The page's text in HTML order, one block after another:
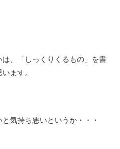
、「しっくりくるもの」を書
ます。
気持ち悪いというか・・・